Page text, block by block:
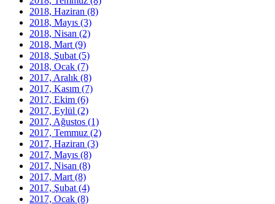
2018, Haziran (8)
2018, Mayıs (3)
2018, Nisan (2)
2018, Mart (9)
2018, Şubat (5)
2018, Ocak (7)
2017, Aralık (8)
2017, Kasım (7)
2017, Ekim (6)
2017, Eylül (2)
2017, Ağustos (1)
2017, Temmuz (2)
2017, Haziran (3)
2017, Mayıs (8)
2017, Nisan (8)
2017, Mart (8)
2017, Şubat (4)
2017, Ocak (8)